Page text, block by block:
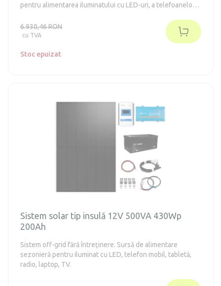
pentru alimentarea iluminatului cu LED-uri, a telefoanelor
frigiderelor din clasa energetică E-F de până la 130 de litri
(în conformitate cu vechiul standard A++). Sistemul nu
6.930,46 RON
cu TVA
Stoc epuizat
Sistem solar tip insulă 12V 500VA 430Wp
200Ah
Sistem off-grid fără întreținere. Sursă de alimentare
sezonieră pentru iluminat cu LED, telefon mobil, tabletă,
radio, laptop, TV.